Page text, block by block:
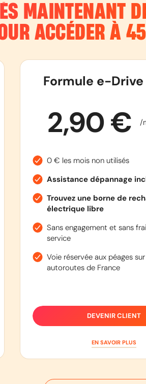
MAINTENANT
ACCÉDER À
Formule e-Drive
2,90 € /
0 € les mois non utilisés
Assistance dépannage
Trouvez une borne de
électrique libre
Sans engagement et sans
service
Voie réservée aux péages
autoroutes de France
DEVENIR CLIENT
EN SAVOIR PLUS